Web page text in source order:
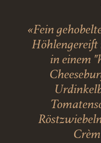
«Fein
Höhlengereift
in einem